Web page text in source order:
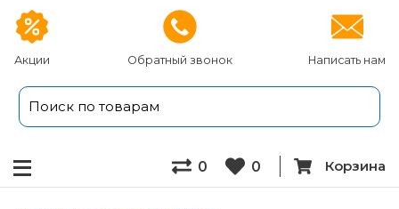
Акции Обратный звонок Написать нам
0 0 Корзина